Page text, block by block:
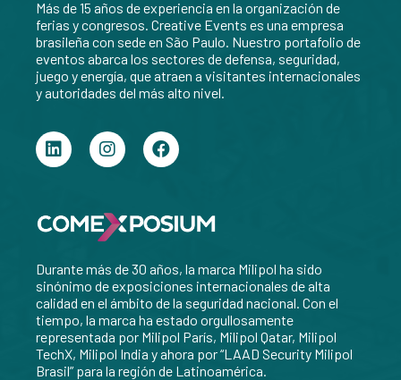
Más de 15 años de experiencia en la organización de
ferias y congresos. Creative Events es una empresa
brasileña con sede en São Paulo. Nuestro portafolio de
eventos abarca los sectores de defensa, seguridad,
juego y energía, que atraen a visitantes internacionales
y autoridades del más alto nivel.
Durante más de 30 años, la marca Milipol ha sido
sinónimo de exposiciones internacionales de alta
calidad en el ámbito de la seguridad nacional. Con el
tiempo, la marca ha estado orgullosamente
representada por Milipol París, Milipol Qatar, Milipol
TechX, Milipol India y ahora por “LAAD Security Milipol
Brasil” para la región de Latinoamérica.